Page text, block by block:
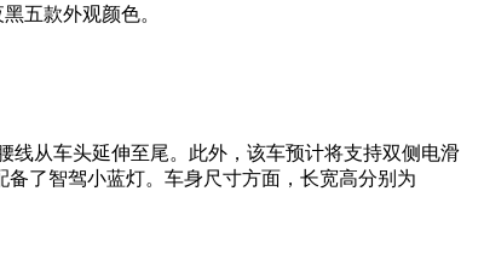
五款外观颜色。
线从车头延伸至尾。此外，该车预计将支持双侧电滑
了智驾小蓝灯。车身尺寸方面，长宽高分别为